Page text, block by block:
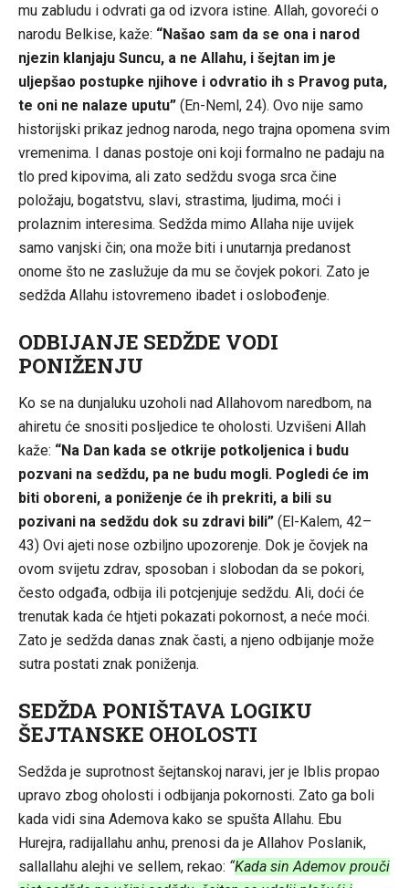
mu zabludu i odvrati ga od izvora istine. Allah, govoreći o
narodu Belkise, kaže: “Našao sam da se ona i narod
njezin klanjaju Suncu, a ne Allahu, i šejtan im je
uljepšao postupke njihove i odvratio ih s Pravog puta,
te oni ne nalaze uputu”(En-Neml, 24). Ovo nije samo
historijski prikaz jednog naroda, nego trajna opomena svim
vremenima. I danas postoje oni koji formalno ne padaju na
tlo pred kipovima, ali zato sedždu svoga srca čine
položaju, bogatstvu, slavi, strastima, ljudima, moći i
prolaznim interesima. Sedžda mimo Allaha nije uvijek
samo vanjski čin; ona može biti i unutarnja predanost
onome što ne zaslužuje da mu se čovjek pokori. Zato je
sedžda Allahu istovremeno ibadet i oslobođenje.
ODBIJANJE SEDŽDE VODI
PONIŽENJU
Ko se na dunjaluku uzoholi nad Allahovom naredbom, na
ahiretu će snositi posljedice te oholosti. Uzvišeni Allah
kaže: “Na Dan kada se otkrije potkoljenica i budu
pozvani na sedždu, pa ne budu mogli. Pogledi će im
biti oboreni, a poniženje će ih prekriti, a bili su
pozivani na sedždu dok su zdravi bili”(El-Kalem, 42–
43) Ovi ajeti nose ozbiljno upozorenje. Dok je čovjek na
ovom svijetu zdrav, sposoban i slobodan da se pokori,
često odgađa, odbija ili potcjenjuje sedždu. Ali, doći će
trenutak kada će htjeti pokazati pokornost, a neće moći.
Zato je sedžda danas znak časti, a njeno odbijanje može
sutra postati znak poniženja.
SEDŽDA PONIŠTAVA LOGIKU
ŠEJTANSKE OHOLOSTI
Sedžda je suprotnost šejtanskoj naravi, jer je Iblis propao
upravo zbog oholosti i odbijanja pokornosti. Zato ga boli
kada vidi sina Ademova kako se spušta Allahu. Ebu
Hurejra, radijallahu anhu, prenosi da je Allahov Poslanik,
sallallahu alejhi ve sellem, rekao: “Kada sin Ademov prouči